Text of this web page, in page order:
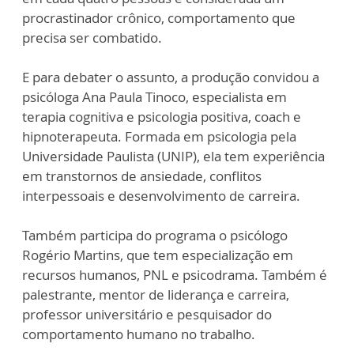
procrastinador crônico, comportamento que
precisa ser combatido.
E para debater o assunto, a produção convidou a
psicóloga Ana Paula Tinoco, especialista em
terapia cognitiva e psicologia positiva, coach e
hipnoterapeuta. Formada em psicologia pela
Universidade Paulista (UNIP), ela tem experiência
em transtornos de ansiedade, conflitos
interpessoais e desenvolvimento de carreira.
Também participa do programa o psicólogo
Rogério Martins, que tem especialização em
recursos humanos, PNL e psicodrama. Também é
palestrante, mentor de liderança e carreira,
professor universitário e pesquisador do
comportamento humano no trabalho.